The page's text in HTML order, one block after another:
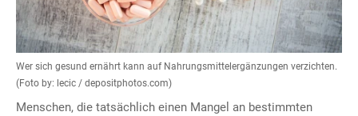
Wer sich gesund ernährt kann auf Nahrungsmittelergänzungen verzichten.
(Foto by: lecic / depositphotos.com)
Menschen, die tatsächlich einen Mangel an bestimmten